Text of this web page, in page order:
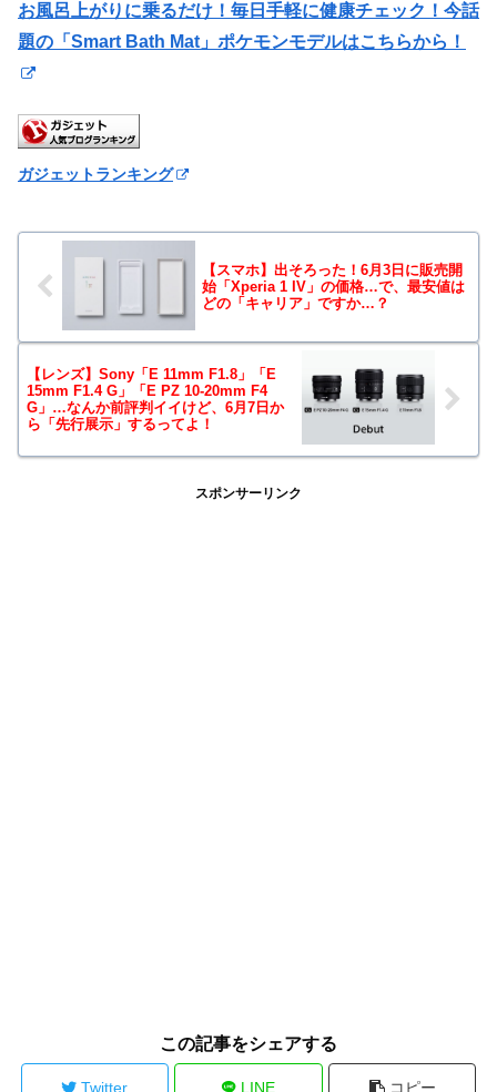
お風呂上がりに乗るだけ！毎日手軽に健康チェック！今話
題の「Smart Bath Mat」ポケモンモデルはこちらから！
ガジェットランキング
【スマホ】出そろった！6月3日に販売開
始「Xperia 1 IV」の価格…で、最安値は
どの「キャリア」ですか…？
【レンズ】Sony「E 11mm F1.8」「E
15mm F1.4 G」「E PZ 10-20mm F4
G」…なんか前評判イイけど、6月7日か
ら「先行展示」するってよ！
スポンサーリンク
この記事をシェアする
Twitter LINE コピー